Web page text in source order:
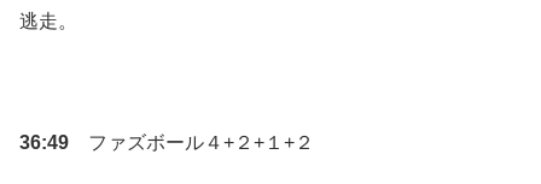
逃走。
36:49 ファズボール４+２+１+２